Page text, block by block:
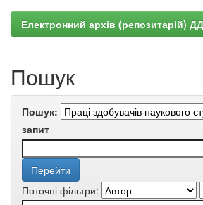
Електронний архів (репозитарій)
Пошук
Пошук:
запит
Поточні фільтри: